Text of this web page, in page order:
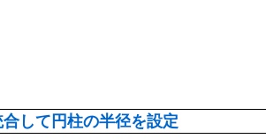
して円柱の半径を設定